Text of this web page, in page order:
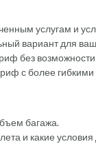
услугам и
вариант для
без
с более
багажа.
и какие